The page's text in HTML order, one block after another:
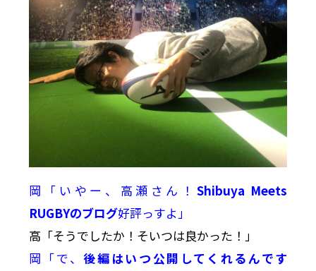
岡「いやー、高瀬さん！ Shibuya Meets
RUGBYのブログ好評っすよ」
高「そうでしたか！そいつは良かった！」
岡「で、後編はいつ公開してくれるんです